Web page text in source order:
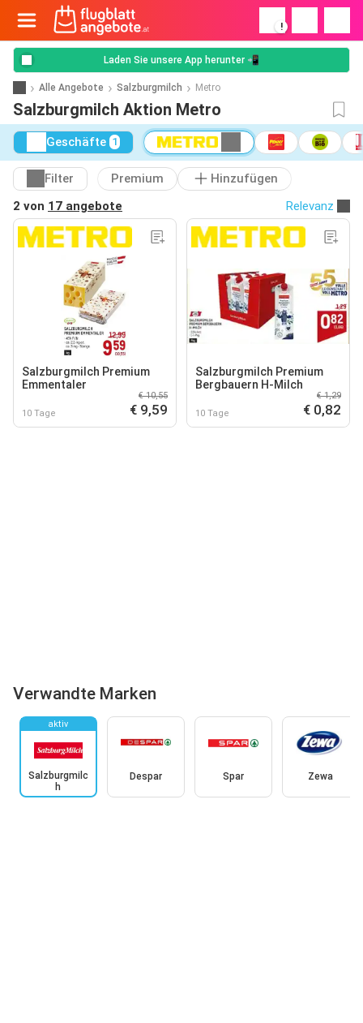
!
Laden Sie unsere App herunter 📲
Alle Angebote Salzburgmilch Metro
Salzburgmilch Aktion Metro
Geschäfte 1
Filter Premium
Hinzufügen
2 von 17 angebote Relevanz
Salzburgmilch Premium
Emmentaler
10 Tage
€ 10,55
€ 9,59
Salzburgmilch Premium
Bergbauern H-Milch
10 Tage
€ 1,29
€ 0,82
Verwandte Marken
aktiv
Salzburgmilc
h
Despar Spar Zewa